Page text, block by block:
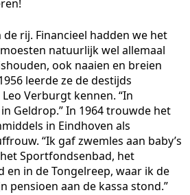
de rij. Financieel hadden we het
natuurlijk wel allemaal
ook naaien en breien
leerde ze de destijds
Verburgt kennen. “In
Geldrop.” In 1964 trouwde het
in Eindhoven als
“Ik gaf zwemles aan baby’s
Sportfondsenbad, het
en in de Tongelreep, waar ik de
pensioen aan de kassa stond.”